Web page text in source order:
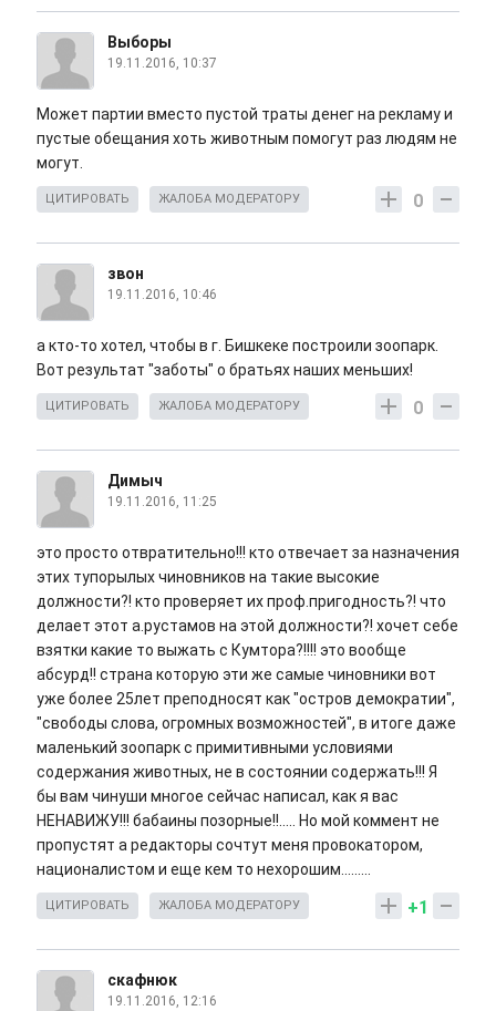
Выборы
19.11.2016, 10:37
Может партии вместо пустой траты денег на рекламу и
пустые обещания хоть животным помогут раз людям не
могут.
0
ЦИТИРОВАТЬ ЖАЛОБА МОДЕРАТОРУ
звон
19.11.2016, 10:46
а кто-то хотел, чтобы в г. Бишкеке построили зоопарк.
Вот результат "заботы" о братьях наших меньших!
0
ЦИТИРОВАТЬ ЖАЛОБА МОДЕРАТОРУ
Димыч
19.11.2016, 11:25
это просто отвратительно!!! кто отвечает за назначения
этих тупорылых чиновников на такие высокие
должности?! кто проверяет их проф.пригодность?! что
делает этот а.рустамов на этой должности?! хочет себе
взятки какие то выжать с Кумтора?!!!! это вообще
абсурд!! страна которую эти же самые чиновники вот
уже более 25лет преподносят как "остров демократии",
"свободы слова, огромных возможностей", в итоге даже
маленький зоопарк с примитивными условиями
содержания животных, не в состоянии содержать!!! Я
бы вам чинуши многое сейчас написал, как я вас
НЕНАВИЖУ!!! бабаины позорные!!..... Но мой коммент не
пропустят а редакторы сочтут меня провокатором,
националистом и еще кем то нехорошим.........
+1
ЦИТИРОВАТЬ ЖАЛОБА МОДЕРАТОРУ
скафнюк
19.11.2016, 12:16